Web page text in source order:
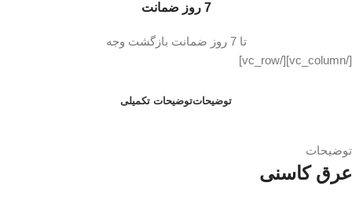
7 روز ضمانت
تا 7 روز ضمانت بازگشت وجه
[/vc_column][/vc_row]
توضیحاتتوضیحات تکمیلی
توضیحات
عرق کاسنی